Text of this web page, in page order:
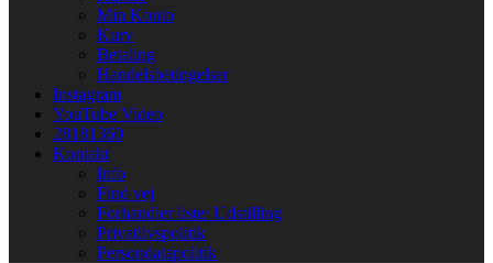
Min Konto
Kurv
Betaling
Handelsbetingelser
Instagram
YouTube Video
28181360
Kontakt
Info
Find vej
Forhandler liste/ Udstilling
Privatlivspolitik
Persondatapolitik